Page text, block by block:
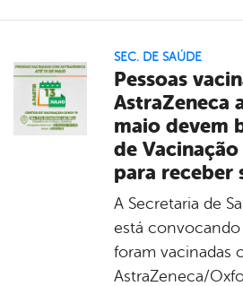
SEC. DE SAÚDE
Pessoas
AstraZeneca
maio devem
de
para receber
A Secretaria de
está convocando
foram vacinadas
AstraZeneca/